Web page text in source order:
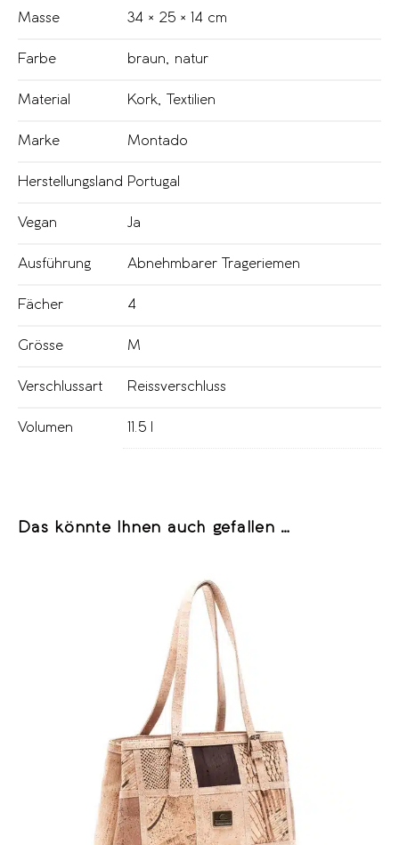
Masse 34 × 25 × 14 cm
Farbe braun, natur
Material Kork, Textilien
Marke Montado
Herstellungsland Portugal
Vegan Ja
Ausführung Abnehmbarer Trageriemen
Fächer 4
Grösse M
Verschlussart Reissverschluss
Volumen 11.5 l
Das könnte Ihnen auch gefallen …